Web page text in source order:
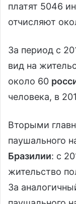
платят 5046
отчисляют
За период с
вид на
около 60
человека, в
Вторыми
паушального
Бразилии: с
жительство
За